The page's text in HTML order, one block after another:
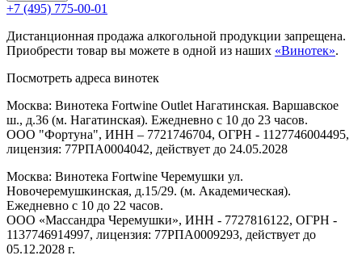
+7 (495) 775-00-01
Дистанционная продажа алкогольной продукции запрещена.
Приобрести товар вы можете в одной из наших «Винотек».
Посмотреть адреса винотек
Москва: Винотека Fortwine Outlet Нагатинская. Варшавское
ш., д.36 (м. Нагатинская). Ежедневно с 10 до 23 часов.
ООО "Фортуна", ИНН – 7721746704, ОГРН - 1127746004495,
лицензия: 77РПА0004042, действует до 24.05.2028
Москва: Винотека Fortwine Черемушки ул.
Новочеремушкинская, д.15/29. (м. Академическая).
Ежедневно с 10 до 22 часов.
ООО «Массандра Черемушки», ИНН - 7727816122, ОГРН -
1137746914997, лицензия: 77РПА0009293, действует до
05.12.2028 г.